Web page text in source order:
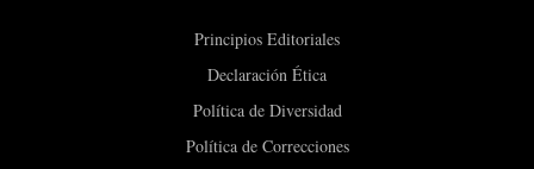
Principios Editoriales
Declaración Ética
Política de Diversidad
Política de Correcciones